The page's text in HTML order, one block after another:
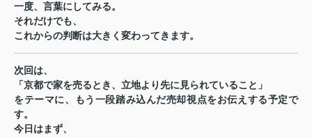
一度、言葉にしてみる。
それだけでも、
これからの判断は大きく変わってきます。
次回は、
「京都で家を売るとき、立地より先に見られていること」
をテーマに、もう一段踏み込んだ売却視点をお伝えする予定で
す。
今日はまず、